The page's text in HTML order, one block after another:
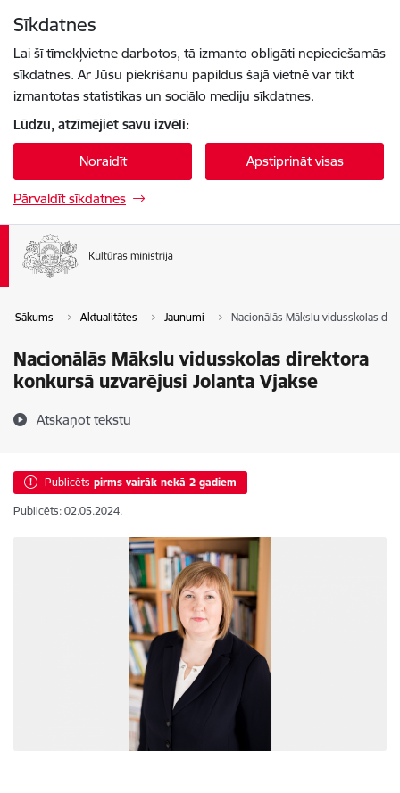
Sīkdatnes
Lai šī tīmekļvietne darbotos, tā izmanto obligāti nepieciešamās
sīkdatnes. Ar Jūsu piekrišanu papildus šajā vietnē var tikt
izmantotas statistikas un sociālo mediju sīkdatnes.
Lūdzu, atzīmējiet savu izvēli:
Noraidīt Apstiprināt visas
Pārvaldīt sīkdatnes
Sākums Aktualitātes Jaunumi Nacionālās Mākslu vidusskolas
Nacionālās Mākslu vidusskolas direktora
konkursā uzvarējusi Jolanta Vjakse
Atskaņot tekstu
Publicēts pirms vairāk nekā 2 gadiem
Publicēts: 02.05.2024.